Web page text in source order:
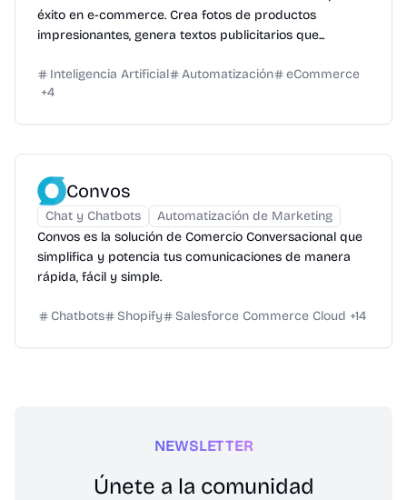
éxito en e-commerce. Crea fotos de productos
impresionantes, genera textos publicitarios que...
Inteligencia Artificial Automatización
eCommerce
+4
Convos
Chat y Chatbots
Automatización de Marketing
Convos es la solución de Comercio Conversacional que
simplifica y potencia tus comunicaciones de manera
rápida, fácil y simple.
Chatbots Shopify Salesforce Commerce Cloud +14
NEWSLETTER
Únete a la comunidad